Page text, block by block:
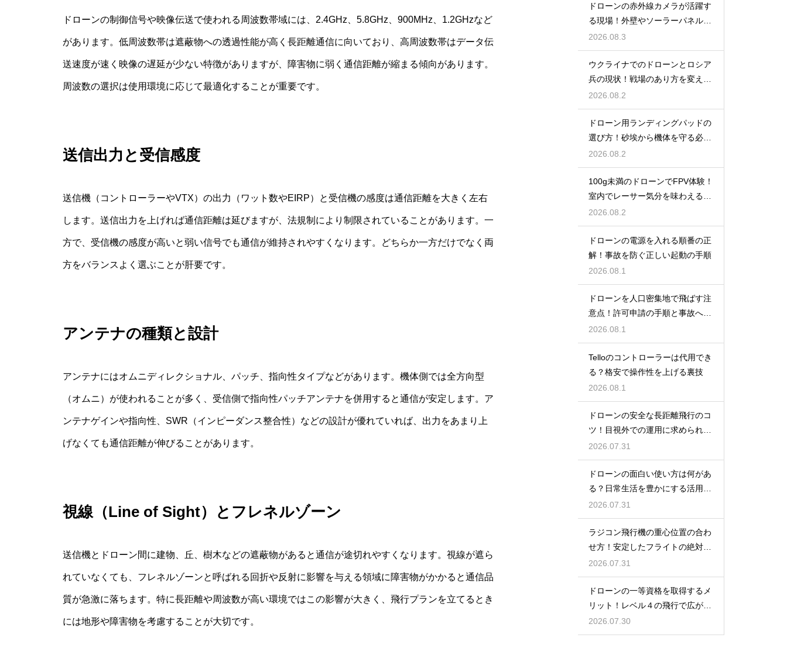
ドローンの制御信号や映像伝送で使われる周波数帯域には、2.4GHz、5.8GHz、900MHz、1.2GHzなど
があります。低周波数帯は遮蔽物への透過性能が高く長距離通信に向いており、高周波数帯はデータ伝
送速度が速く映像の遅延が少ない特徴がありますが、障害物に弱く通信距離が縮まる傾向があります。
周波数の選択は使用環境に応じて最適化することが重要です。
送信出力と受信感度
送信機（コントローラーやVTX）の出力（ワット数やEIRP）と受信機の感度は通信距離を大きく左右
します。送信出力を上げれば通信距離は延びますが、法規制により制限されていることがあります。一
方で、受信機の感度が高いと弱い信号でも通信が維持されやすくなります。どちらか一方だけでなく両
方をバランスよく選ぶことが肝要です。
アンテナの種類と設計
アンテナにはオムニディレクショナル、パッチ、指向性タイプなどがあります。機体側では全方向型
（オムニ）が使われることが多く、受信側で指向性パッチアンテナを併用すると通信が安定します。ア
ンテナゲインや指向性、SWR（インピーダンス整合性）などの設計が優れていれば、出力をあまり上
げなくても通信距離が伸びることがあります。
視線（Line of Sight）とフレネルゾーン
送信機とドローン間に建物、丘、樹木などの遮蔽物があると通信が途切れやすくなります。視線が遮ら
れていなくても、フレネルゾーンと呼ばれる回折や反射に影響を与える領域に障害物がかかると通信品
質が急激に落ちます。特に長距離や周波数が高い環境ではこの影響が大きく、飛行プランを立てるとき
には地形や障害物を考慮することが大切です。
ドローンの赤外線カメラが活躍す
る現場！外壁やソーラーパネル調
査の強み
2026.08.3
ウクライナでのドローンとロシア
兵の現状！戦場のあり方を変えた
兵器の実態
2026.08.2
ドローン用ランディングパッドの
選び方！砂埃から機体を守る必需
品
2026.08.2
100g未満のドローンでFPV体験！
室内でレーサー気分を味わえる機
体
2026.08.2
ドローンの電源を入れる順番の正
解！事故を防ぐ正しい起動の手順
2026.08.1
ドローンを人口密集地で飛ばす注
意点！許可申請の手順と事故への
備えを解説
2026.08.1
Telloのコントローラーは代用でき
る？格安で操作性を上げる裏技
2026.08.1
ドローンの安全な長距離飛行のコ
ツ！目視外での運用に求められる
技術と許可
2026.07.31
ドローンの面白い使い方は何があ
る？日常生活を豊かにする活用事
例
2026.07.31
ラジコン飛行機の重心位置の合わ
せ方！安定したフライトの絶対条
件
2026.07.31
ドローンの一等資格を取得するメ
リット！レベル４の飛行で広がる
就職の幅
2026.07.30